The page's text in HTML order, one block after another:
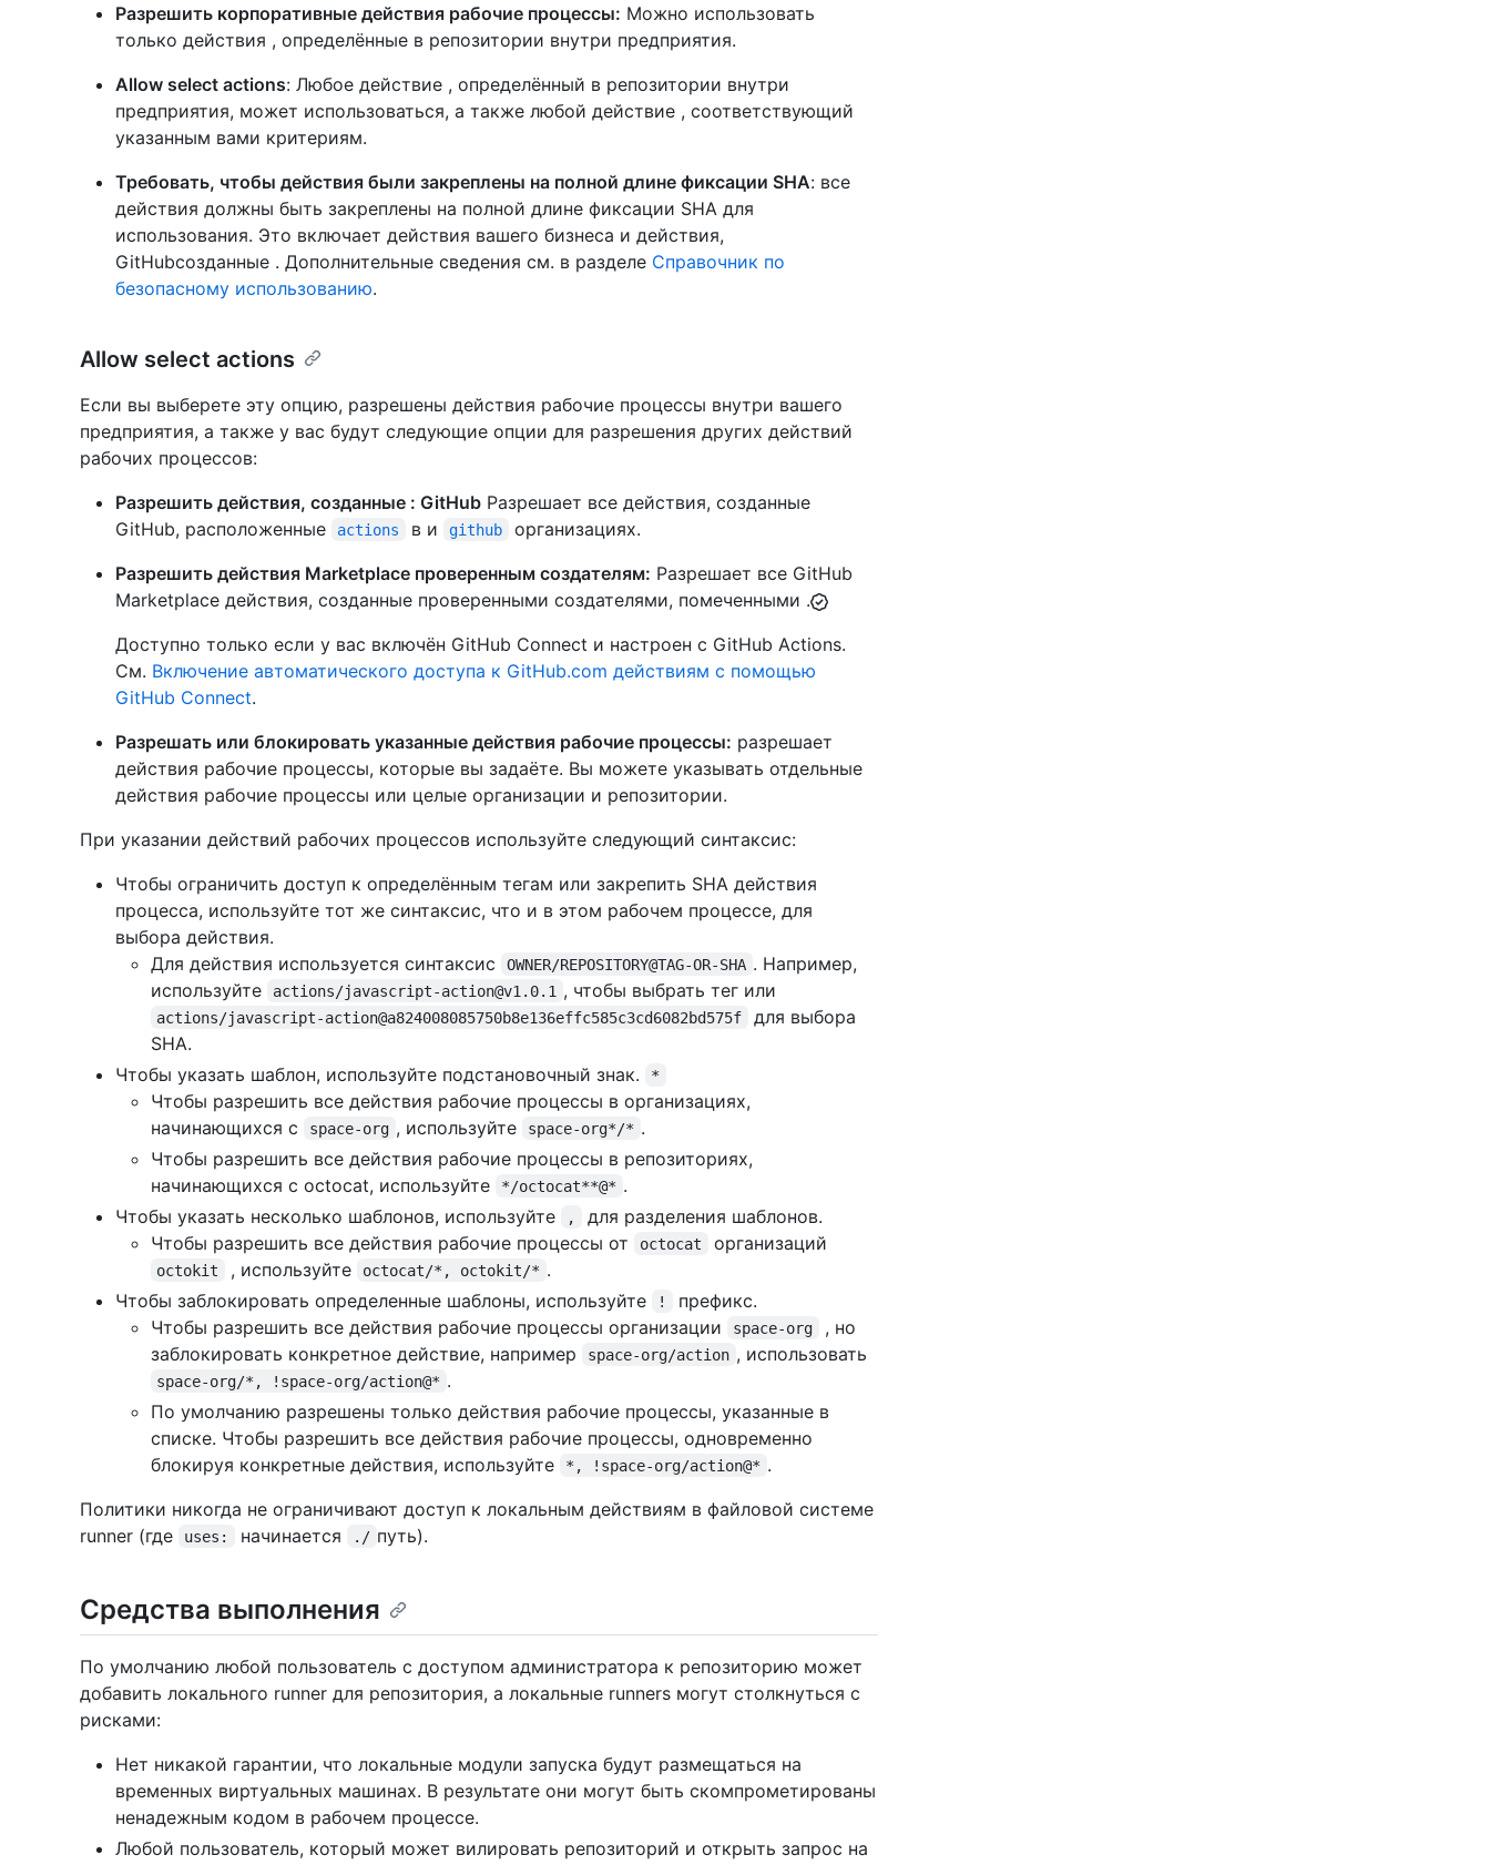
Разрешить корпоративные действия рабочие процессы: Можно использовать
только действия , определённые в репозитории внутри предприятия.
Allow select actions: Любое действие , определённый в репозитории внутри
предприятия, может использоваться, а также любой действие , соответствующий
указанным вами критериям.
Требовать, чтобы действия были закреплены на полной длине фиксации SHA: все
действия должны быть закреплены на полной длине фиксации SHA для
использования. Это включает действия вашего бизнеса и действия,
GitHubсозданные . Дополнительные сведения см. в разделе Справочник по
безопасному использованию.
Allow select actions
Если вы выберете эту опцию, разрешены действия рабочие процессы внутри вашего
предприятия, а также у вас будут следующие опции для разрешения других действий
рабочих процессов:
Разрешить действия, созданные : GitHub Разрешает все действия, созданные
GitHub, расположенные
actions в и github
организациях.
Разрешить действия Marketplace проверенным создателям: Разрешает все GitHub
Marketplace действия, созданные проверенными создателями, помеченными .
Доступно только если у вас включён GitHub Connect и настроен с GitHub Actions.
См. Включение автоматического доступа к GitHub.com действиям с помощью
GitHub Connect.
Разрешать или блокировать указанные действия рабочие процессы: разрешает
действия рабочие процессы, которые вы задаёте. Вы можете указывать отдельные
действия рабочие процессы или целые организации и репозитории.
При указании действий рабочих процессов используйте следующий синтаксис:
Чтобы ограничить доступ к определённым тегам или закрепить SHA действия
процесса, используйте тот же синтаксис, что и в этом рабочем процессе, для
выбора действия.
Для действия используется синтаксис
OWNER/REPOSITORY@TAG-OR-SHA . Например,
используйте
actions/javascript-action@v1.0.1 , чтобы выбрать тег или
actions/javascript-action@a824008085750b8e136effc585c3cd6082bd575f
для выбора
SHA.
Чтобы указать шаблон, используйте подстановочный знак.
*
Чтобы разрешить все действия рабочие процессы в организациях,
начинающихся с
space-org , используйте space-org*/* .
Чтобы разрешить все действия рабочие процессы в репозиториях,
начинающихся с octocat, используйте
*/octocat**@* .
Чтобы указать несколько шаблонов, используйте
,
для разделения шаблонов.
Чтобы разрешить все действия рабочие процессы от
octocat организаций
octokit , используйте octocat/*, octokit/* .
Чтобы заблокировать определенные шаблоны, используйте
!
префикс.
Чтобы разрешить все действия рабочие процессы организации
space-org
, но
заблокировать конкретное действие, например
space-org/action , использовать
space-org/*, !space-org/action@* .
По умолчанию разрешены только действия рабочие процессы, указанные в
списке. Чтобы разрешить все действия рабочие процессы, одновременно
блокируя конкретные действия, используйте
*, !space-org/action@* .
Политики никогда не ограничивают доступ к локальным действиям в файловой системе
runner (где
uses: начинается ./ путь).
Средства выполнения
По умолчанию любой пользователь с доступом администратора к репозиторию может
добавить локального runner для репозитория, а локальные runners могут столкнуться с
рисками:
Нет никакой гарантии, что локальные модули запуска будут размещаться на
временных виртуальных машинах. В результате они могут быть скомпрометированы
ненадежным кодом в рабочем процессе.
Любой пользователь, который может вилировать репозиторий и открыть запрос на